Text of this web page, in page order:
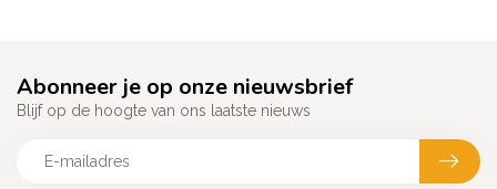
Abonneer je op onze nieuwsbrief
Blijf op de hoogte van ons laatste nieuws